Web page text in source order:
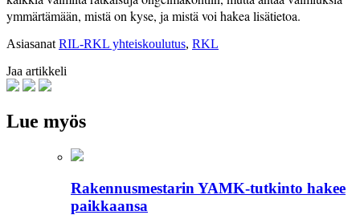
ymmärtämään, mistä on kyse, ja mistä voi hakea lisätietoa.
Asiasanat RIL-RKL yhteiskoulutus, RKL
Jaa artikkeli
Lue myös
Rakennusmestarin YAMK-tutkinto hakee
paikkaansa